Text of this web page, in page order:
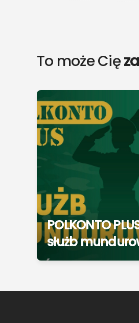
To może Cię
POLKONTO
służb